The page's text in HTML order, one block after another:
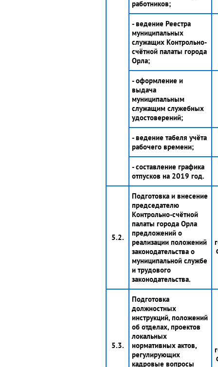
работников;
- ведение Реестра
муниципальных
служащих Контрольно-
счётной палаты города
Орла;
- оформление и
выдача
муниципальным
служащим служебных
удостоверений;
- ведение табеля учёта
рабочего времени;
- составление графика
отпусков на 2019 год.
5.2.
Подготовка и внесение
председателю
Контрольно-счётной
палаты города Орла
предложений о
реализации положений
законодательства о
муниципальной службе
и трудового
законодательства.
5.3.
Подготовка
должностных
инструкций, положений
об отделах, проектов
локальных
нормативных актов,
регулирующих
кадровые вопросы